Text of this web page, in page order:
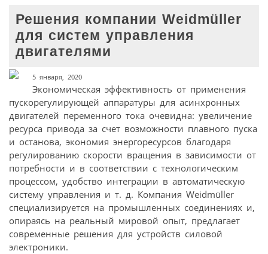
Решения компании Weidmüller
для систем управления
двигателями
5 января, 2020
Экономическая эффективность от применения
пускорегулирующей аппаратуры для асинхронных
двигателей переменного тока очевидна: увеличение
ресурса привода за счет возможности плавного пуска
и останова, экономия энергоресурсов благодаря
регулированию скорости вращения в зависимости от
потребности и в соответствии с технологическим
процессом, удобство интеграции в автоматическую
систему управления и т. д. Компания Weidmüller
специализируется на промышленных соединениях и,
опираясь на реальный мировой опыт, предлагает
современные решения для устройств силовой
электроники.